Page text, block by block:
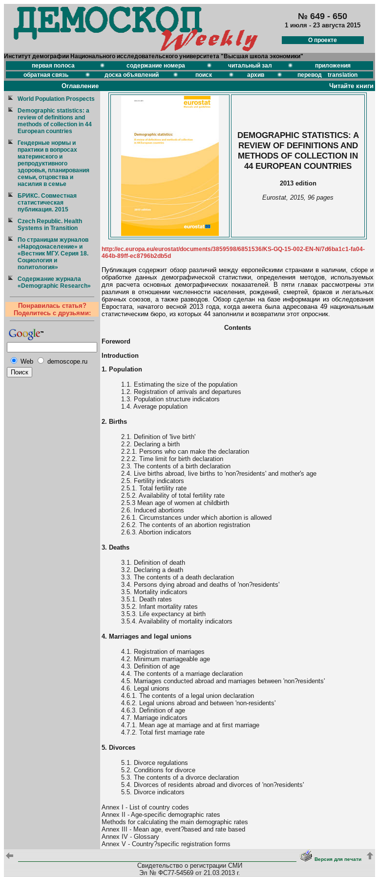
№ 649 - 650
1 июля - 23 августа 2015
О проекте
Институт демографии Национального исследовательского университета "Высшая школа экономики"
первая полоса
содержание номера читальный зал
приложения
обратная связь
доска объявлений поиск архив перевод translation
Оглавление Читайте книги
World Population Prospects
Demographic statistics: a
review of definitions and
methods of collection in 44
European countries
Гендерные нормы и
практики в вопросах
материнского и
репродуктивного
здоровья, планирования
семьи, отцовства и
насилия в семье
БРИКС. Совместная
статистическая
публикация. 2015
Czech Republic. Health
Systems in Transition
По страницам журналов
«Народонаселение» и
«Вестник МГУ. Серия 18.
Социология и
политология»
Содержание журнала
«Demographic Research»
Понравилась статья?
Поделитесь с друзьями:
Web demoscope.ru
DEMOGRAPHIC STATISTICS: A
REVIEW OF DEFINITIONS AND
METHODS OF COLLECTION IN
44 EUROPEAN COUNTRIES
2013 edition
Eurostat, 2015, 96 pages
http://ec.europa.eu/eurostat/documents/3859598/6851536/KS-GQ-15-002-EN-N/7d6ba1c1-fa04-
464b-89ff-ec8796b2db5d
Публикация содержит обзор различий между европейскими странами в наличии, сборе и
обработке данных демографической статистики, определения методов, используемых
для расчета основных демографических показателей. В пяти главах рассмотрены эти
различия в отношении численности населения, рождений, смертей, браков и легальных
брачных союзов, а также разводов. Обзор сделан на базе информации из обследования
Евростата, начатого весной 2013 года, когда анкета была адресована 49 национальным
статистическим бюро, из которых 44 заполнили и возвратили этот опросник.
Contents
Foreword
Introduction
1. Population
1.1. Estimating the size of the population
1.2. Registration of arrivals and departures
1.3. Population structure indicators
1.4. Average population
2. Births
2.1. Definition of 'live birth'
2.2. Declaring a birth
2.2.1. Persons who can make the declaration
2.2.2. Time limit for birth declaration
2.3. The contents of a birth declaration
2.4. Live births abroad, live births to 'non?residents' and mother's age
2.5. Fertility indicators
2.5.1. Total fertility rate
2.5.2. Availability of total fertility rate
2.5.3 Mean age of women at childbirth
2.6. Induced abortions
2.6.1. Circumstances under which abortion is allowed
2.6.2. The contents of an abortion registration
2.6.3. Abortion indicators
3. Deaths
3.1. Definition of death
3.2. Declaring a death
3.3. The contents of a death declaration
3.4. Persons dying abroad and deaths of 'non?residents'
3.5. Mortality indicators
3.5.1. Death rates
3.5.2. Infant mortality rates
3.5.3. Life expectancy at birth
3.5.4. Availability of mortality indicators
4. Marriages and legal unions
4.1. Registration of marriages
4.2. Minimum marriageable age
4.3. Definition of age
4.4. The contents of a marriage declaration
4.5. Marriages conducted abroad and marriages between 'non?residents'
4.6. Legal unions
4.6.1. The contents of a legal union declaration
4.6.2. Legal unions abroad and between 'non-residents'
4.6.3. Definition of age
4.7. Marriage indicators
4.7.1. Mean age at marriage and at first marriage
4.7.2. Total first marriage rate
5. Divorces
5.1. Divorce regulations
5.2. Conditions for divorce
5.3. The contents of a divorce declaration
5.4. Divorces of residents abroad and divorces of 'non?residents'
5.5. Divorce indicators
Annex I - List of country codes
Annex II - Age-specific demographic rates
Methods for calculating the main demographic rates
Annex III - Mean age, event?based and rate based
Annex IV - Glossary
Annex V - Country?specific registration forms
Версия для печати
Свидетельство о регистрации СМИ
Эл № ФС77-54569 от 21.03.2013 г.